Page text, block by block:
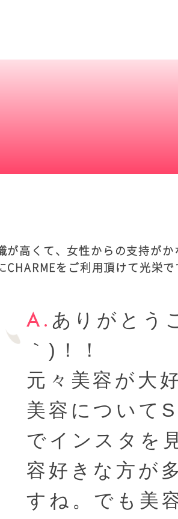
が高くて、女性からの支持がか
CHARMEをご利用頂けて光栄で
ありがとう
｀)！！
元々美容が大
美容について
でインスタを
容好きな方が
すね。でも美